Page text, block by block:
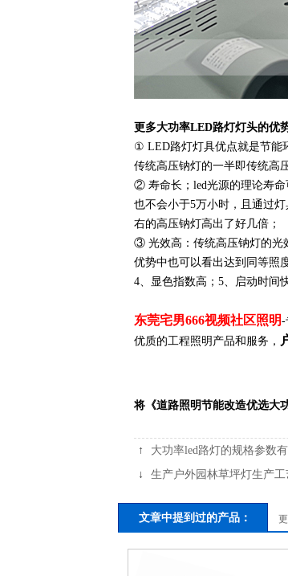
更多大功率LED路灯灯头的优
① LED路灯灯具优点就是节能
传统高压钠灯的一半即传统高
② 寿命长；led光源的理论
也不会小于5万小时，且通
右的高压钠灯高出了好几倍；
③ 光效高：传统高压钠灯
优势中也可以看出达到同等照度
4、显色指数高；5、启动时间
东莞宅男666视频社区照明-
优质的工程照明产品和服务，
将《道路照明节能改造优选大
↑
大功率led路灯的规格参数有
↓
生产户外园林草坪灯生产
文章中提到过的产品： 更